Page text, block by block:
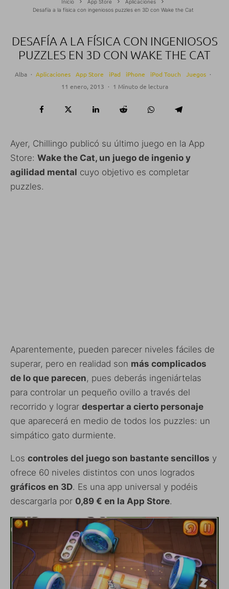
Inicio App Store
Aplicaciones
Desafía a la física con ingeniosos puzzles en 3D con Wake the Cat
DESAFÍA A LA FÍSICA CON INGENIOSOS
PUZZLES EN 3D CON WAKE THE CAT
Alba · Aplicaciones App Store iPad iPhone iPod Touch Juegos ·
11 enero, 2013 · 1 Minuto de lectura
Ayer, Chillingo publicó su último juego en la App
Store: Wake the Cat, un juego de ingenio y
agilidad mental cuyo objetivo es completar
puzzles.
Aparentemente, pueden parecer niveles fáciles de
superar, pero en realidad son más complicados
de lo que parecen, pues deberás ingeniártelas
para controlar un pequeño ovillo a través del
recorrido y lograr despertar a cierto personaje
que aparecerá en medio de todos los puzzles: un
simpático gato durmiente.
Los controles del juego son bastante sencillos y
ofrece 60 niveles distintos con unos logrados
gráficos en 3D. Es una app universal y podéis
descargarla por 0,89 € en la App Store.